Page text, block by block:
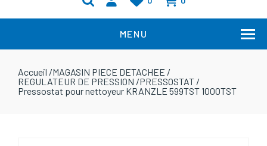
MENU
Accueil /MAGASIN PIECE DETACHEE /
REGULATEUR DE PRESSION /PRESSOSTAT /
Pressostat pour nettoyeur KRANZLE 599TST 1000TST